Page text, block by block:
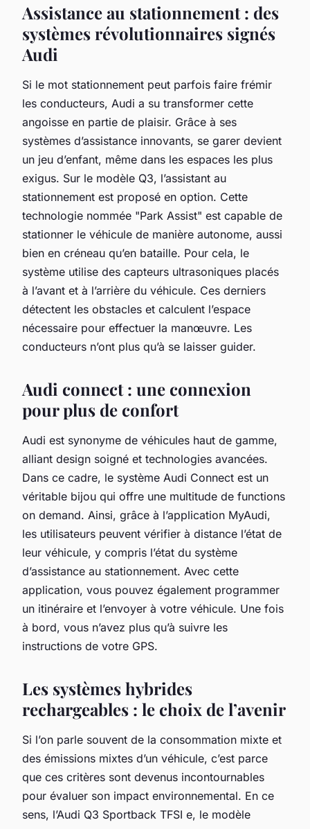
Assistance au stationnement : des
systèmes révolutionnaires signés
Audi
Si le mot stationnement peut parfois faire frémir
les conducteurs, Audi a su transformer cette
angoisse en partie de plaisir. Grâce à ses
systèmes d’assistance innovants, se garer devient
un jeu d’enfant, même dans les espaces les plus
exigus. Sur le modèle Q3, l’assistant au
stationnement est proposé en option. Cette
technologie nommée "Park Assist" est capable de
stationner le véhicule de manière autonome, aussi
bien en créneau qu’en bataille. Pour cela, le
système utilise des capteurs ultrasoniques placés
à l’avant et à l’arrière du véhicule. Ces derniers
détectent les obstacles et calculent l’espace
nécessaire pour effectuer la manœuvre. Les
conducteurs n’ont plus qu’à se laisser guider.
Audi connect : une connexion
pour plus de confort
Audi est synonyme de véhicules haut de gamme,
alliant design soigné et technologies avancées.
Dans ce cadre, le système Audi Connect est un
véritable bijou qui offre une multitude de functions
on demand. Ainsi, grâce à l’application MyAudi,
les utilisateurs peuvent vérifier à distance l’état de
leur véhicule, y compris l’état du système
d’assistance au stationnement. Avec cette
application, vous pouvez également programmer
un itinéraire et l’envoyer à votre véhicule. Une fois
à bord, vous n’avez plus qu’à suivre les
instructions de votre GPS.
Les systèmes hybrides
rechargeables : le choix de l’avenir
Si l’on parle souvent de la consommation mixte et
des émissions mixtes d’un véhicule, c’est parce
que ces critères sont devenus incontournables
pour évaluer son impact environnemental. En ce
sens, l’Audi Q3 Sportback TFSI e, le modèle